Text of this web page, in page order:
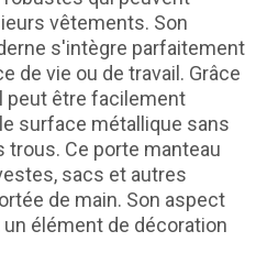
vêtements. Son
s'intègre parfaitement
de vie ou de travail. Grâce
peut être facilement
surface métallique sans
trous. Ce porte manteau
sacs et autres
de main. Son aspect
élément de décoration